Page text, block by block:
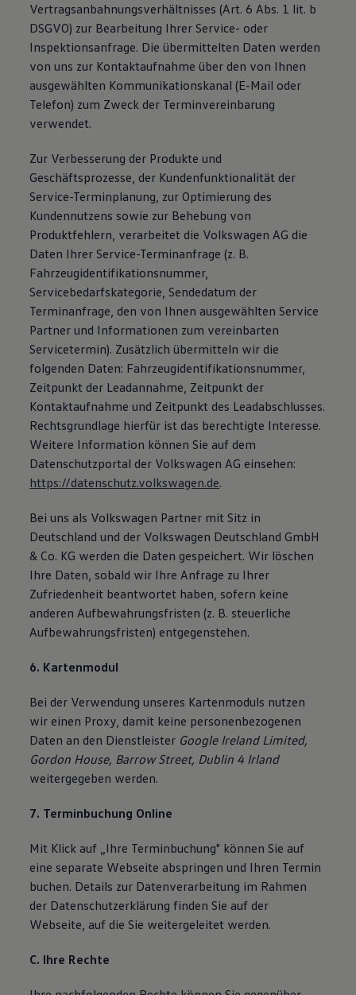
Vertragsanbahnungsverhältnisses (Art. 6 Abs. 1 lit. b
DSGVO) zur Bearbeitung Ihrer Service- oder
Inspektionsanfrage. Die übermittelten Daten werden
von uns zur Kontaktaufnahme über den von Ihnen
ausgewählten Kommunikationskanal (E-Mail oder
Telefon) zum Zweck der Terminvereinbarung
verwendet.
Zur Verbesserung der Produkte und
Geschäftsprozesse, der Kundenfunktionalität der
Service-Terminplanung, zur Optimierung des
Kundennutzens sowie zur Behebung von
Produktfehlern, verarbeitet die Volkswagen AG die
Daten Ihrer Service-Terminanfrage (z. B.
Fahrzeugidentifikationsnummer,
Servicebedarfskategorie, Sendedatum der
Terminanfrage, den von Ihnen ausgewählten Service
Partner und Informationen zum vereinbarten
Servicetermin). Zusätzlich übermitteln wir die
folgenden Daten: Fahrzeugidentifikationsnummer,
Zeitpunkt der Leadannahme, Zeitpunkt der
Kontaktaufnahme und Zeitpunkt des Leadabschlusses.
Rechtsgrundlage hierfür ist das berechtigte Interesse.
Weitere Information können Sie auf dem
Datenschutzportal der Volkswagen AG einsehen:
https://datenschutz.volkswagen.de.
Bei uns als Volkswagen Partner mit Sitz in
Deutschland und der Volkswagen Deutschland GmbH
& Co. KG werden die Daten gespeichert. Wir löschen
Ihre Daten, sobald wir Ihre Anfrage zu Ihrer
Zufriedenheit beantwortet haben, sofern keine
anderen Aufbewahrungsfristen (z. B. steuerliche
Aufbewahrungsfristen) entgegenstehen.
6. Kartenmodul
Bei der Verwendung unseres Kartenmoduls nutzen
wir einen Proxy, damit keine personenbezogenen
Daten an den Dienstleister Google Ireland Limited,
Gordon House, Barrow Street, Dublin 4 Irland
weitergegeben werden.
7. Terminbuchung Online
Mit Klick auf „Ihre Terminbuchung" können Sie auf
eine separate Webseite abspringen und Ihren Termin
buchen. Details zur Datenverarbeitung im Rahmen
der Datenschutzerklärung finden Sie auf der
Webseite, auf die Sie weitergeleitet werden.
C. Ihre Rechte